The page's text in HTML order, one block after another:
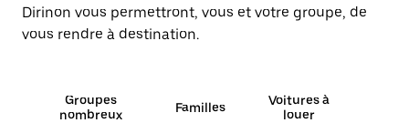
Dirinon vous permettront, vous et votre groupe, de
vous rendre à destination.
Groupes
nombreux
Familles
Voitures à
louer